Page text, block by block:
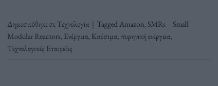
Δημοσιεύθηκε σεΤεχνολογία | TaggedAmazon, SMRs – Small
Modular Reactors, Ενέργεια, Καύσιμα,πυρηνική ενέργεια,
Τεχνολογικές Εταιρείες